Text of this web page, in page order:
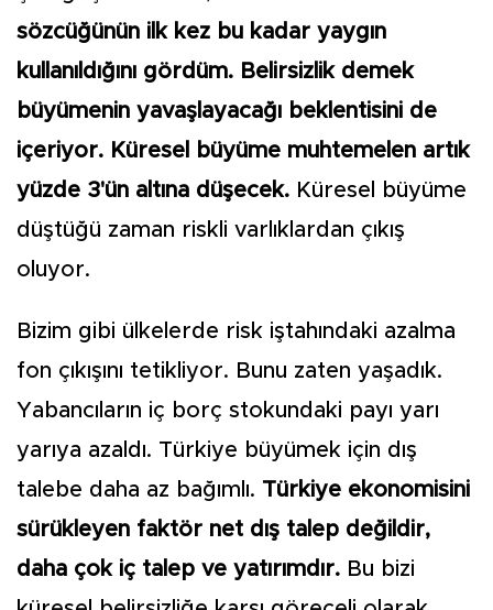
sözcüğünün ilk kez bu kadar yaygın
kullanıldığını gördüm. Belirsizlik demek
büyümenin yavaşlayacağı beklentisini de
içeriyor. Küresel büyüme muhtemelen artık
yüzde 3'ün altına düşecek. Küresel büyüme
düştüğü zaman riskli varlıklardan çıkış
oluyor.
Bizim gibi ülkelerde risk iştahındaki azalma
fon çıkışını tetikliyor. Bunu zaten yaşadık.
Yabancıların iç borç stokundaki payı yarı
yarıya azaldı. Türkiye büyümek için dış
talebe daha az bağımlı. Türkiye ekonomisini
sürükleyen faktör net dış talep değildir,
daha çok iç talep ve yatırımdır. Bu bizi